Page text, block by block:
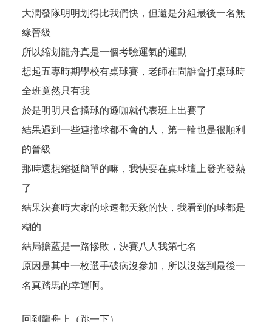
大潤發隊明明划得比我們快，但還是分組最後一名無
緣晉級
所以縮划龍舟真是一個考驗運氣的運動
想起五專時期學校有桌球賽，老師在問誰會打桌球時
全班竟然只有我
於是明明只會擋球的遜咖就代表班上出賽了
結果遇到一些連擋球都不會的人，第一輪也是很順利
的晉級
那時還想縮挺簡單的嘛，我快要在桌球壇上發光發熱
了
結果決賽時大家的球速都天殺的快，我看到的球都是
糊的
結局擔藍是一路慘敗，決賽八人我第七名
原因是其中一枚選手破病沒參加，所以沒落到最後一
名真踏馬的幸運啊。
回到龍舟上（跳一下）